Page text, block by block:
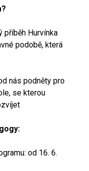
Hurvínka
podobě, která
nás podněty pro
se kterou
od 16. 6.